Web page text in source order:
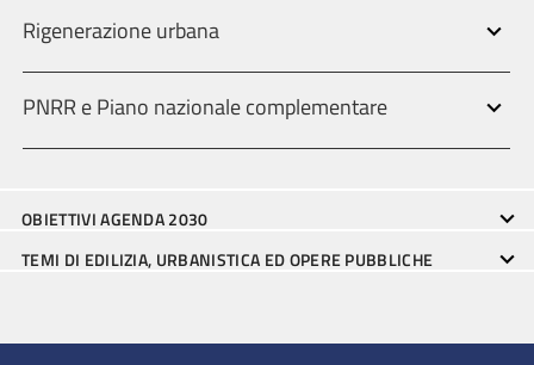
Rigenerazione urbana
PNRR e Piano nazionale complementare
OBIETTIVI AGENDA 2030
TEMI DI EDILIZIA, URBANISTICA ED OPERE PUBBLICHE